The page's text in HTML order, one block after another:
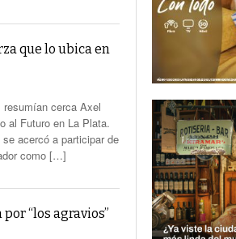
que lo ubica en
resumían cerca Axel
al Futuro en La Plata.
acercó a participar de
como […]
“los agravios”